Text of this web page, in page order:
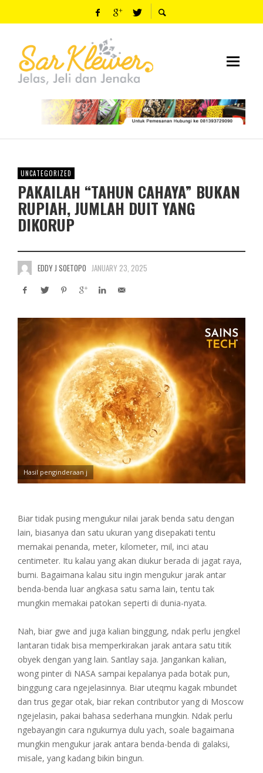
UNCATEGORIZED
PAKAILAH “TAHUN CAHAYA” BUKAN
RUPIAH, JUMLAH DUIT YANG
DIKORUP
EDDY J SOETOPO JANUARY 23, 2025
Hasil penginderaan j
Biar tidak pusing mengukur nilai jarak benda satu dengan
lain, biasanya dan satu ukuran yang disepakati tentu
memakai penanda, meter, kilometer, mil, inci atau
centimeter. Itu kalau yang akan diukur berada di jagat raya,
bumi. Bagaimana kalau situ ingin mengukur jarak antar
benda-benda luar angkasa satu sama lain, tentu tak
mungkin memakai patokan seperti di dunia-nyata.
Nah, biar gwe and juga kalian binggung, ndak perlu jengkel
lantaran tidak bisa memperkirakan jarak antara satu titik
obyek dengan yang lain. Santlay saja. Jangankan kalian,
wong pinter di NASA sampai kepalanya pada botak pun,
binggung cara ngejelasinnya. Biar uteqmu kagak mbundet
dan trus gegar otak, biar rekan contributor yang di Moscow
ngejelasin, pakai bahasa sederhana mungkin. Ndak perlu
ngebayangin cara ngukurnya dulu yach, soale bagaimana
mungkin mengukur jarak antara benda-benda di galaksi,
misale, yang kadang bikin bingun.